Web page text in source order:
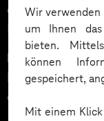
Wir verwenden
um Ihnen
bieten.
können
gespeichert,
Mit einem
die für Sie
Betriebszeit:
hohen
die meiste Zeit